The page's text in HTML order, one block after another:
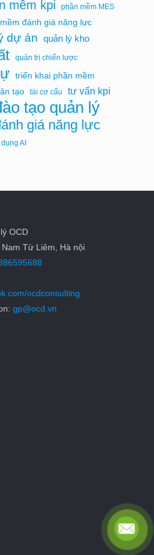
mềm kpi phần mềm MES
đánh giá năng lực
dự án quản lý kho
quản trị chiến lược
triển khai phần mềm
tạo tái cơ cấu tư vấn kpi
tạo quản lý
giá năng lực
AI
OCD
Từ Liêm, Hà nội
ocdconsulting
gp@ocd.vn